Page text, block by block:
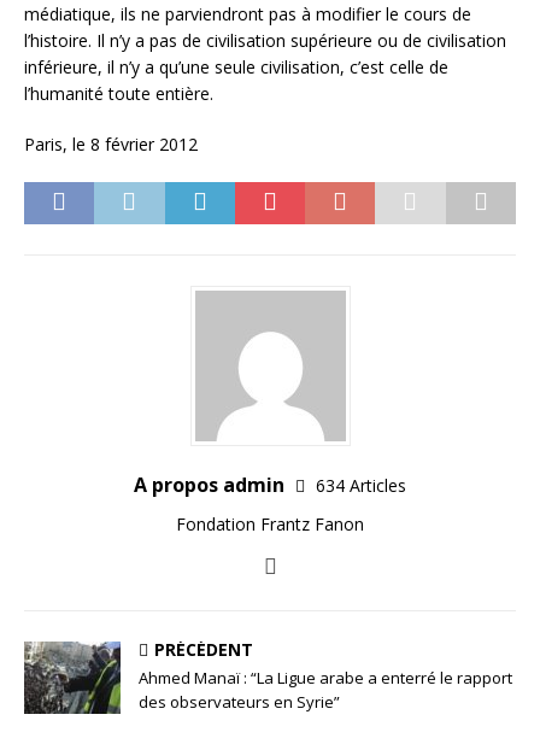
médiatique, ils ne parviendront pas à modifier le cours de
l’histoire. Il n’y a pas de civilisation supérieure ou de civilisation
inférieure, il n’y a qu’une seule civilisation, c’est celle de
l’humanité toute entière.
Paris, le 8 février 2012
A propos admin
634 Articles
Fondation Frantz Fanon
PRÉCÉDENT
Ahmed Manaï : “La Ligue arabe a enterré le rapport
des observateurs en Syrie”